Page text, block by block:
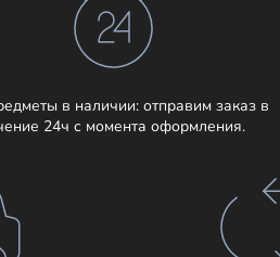
в наличии: отправим заказ в
24ч с момента оформления.